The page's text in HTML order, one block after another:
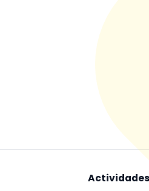
Actividades